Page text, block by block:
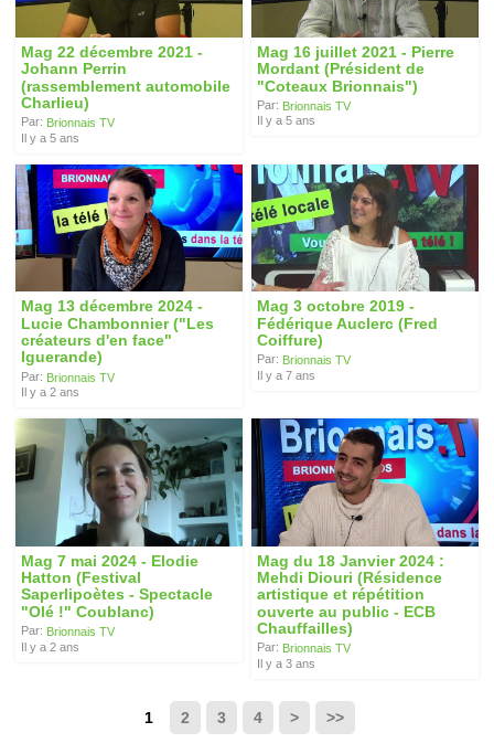
Mag 22 décembre 2021 -
Johann Perrin
(rassemblement automobile
Charlieu)
Par: Brionnais TV
Il y a 5 ans
Mag 16 juillet 2021 - Pierre
Mordant (Président de
"Coteaux Brionnais")
Par: Brionnais TV
Il y a 5 ans
Mag 13 décembre 2024 -
Lucie Chambonnier ("Les
créateurs d'en face"
Iguerande)
Par: Brionnais TV
Il y a 2 ans
Mag 3 octobre 2019 -
Fédérique Auclerc (Fred
Coiffure)
Par: Brionnais TV
Il y a 7 ans
Mag 7 mai 2024 - Elodie
Hatton (Festival
Saperlipoètes - Spectacle
"Olé !" Coublanc)
Par: Brionnais TV
Il y a 2 ans
Mag du 18 Janvier 2024 :
Mehdi Diouri (Résidence
artistique et répétition
ouverte au public - ECB
Chauffailles)
Par: Brionnais TV
Il y a 3 ans
1 2 3 4 > >>